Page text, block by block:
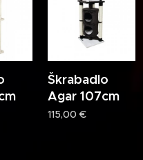
Škrabadlo
Agar 107cm
115,00 €